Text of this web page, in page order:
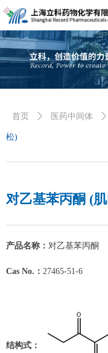
首页 ꄲ 医药中间体 ꄲ
松)
对乙基苯丙酮 (
产品名称： 对乙基苯丙酮
Cas No.： 27465-51-6
结构式：